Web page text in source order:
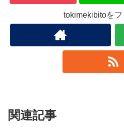
tokimekibitoをフ
関連記事